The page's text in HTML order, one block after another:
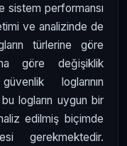
sistem performansı
ve analizinde de
türlerine göre
göre değişiklik
loglarının
logların uygun bir
edilmiş biçimde
gerekmektedir.